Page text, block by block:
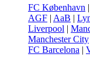
FC København |
AGF | AaB |
Liverpool |
Manchester City
FC Barcelona |